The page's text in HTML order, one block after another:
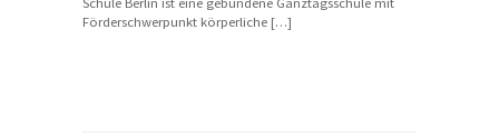
Förderschwerpunkt körperliche […]